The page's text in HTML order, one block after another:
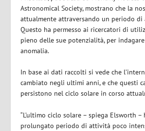
Astronomical Society, mostrano che la
attualmente attraversando un periodo
Questo ha permesso ai ricercatori di
pieno delle sue potenzialità, per
anomalia.
In base ai dati raccolti si vede che
cambiato negli ultimi anni, e che questi
persistono nel ciclo solare in corso
“L’ultimo ciclo solare – spiega Elsworth
prolungato periodo di attività poco